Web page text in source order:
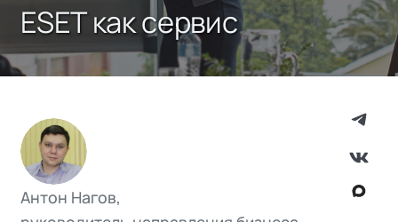
ESET как сервис
Антон Нагов,